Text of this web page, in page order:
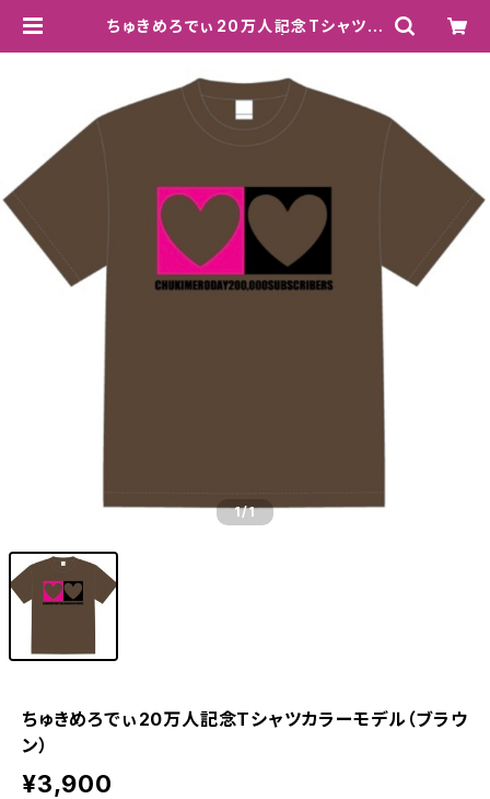
ちゅきめろでぃ20万人記念Tシャツカ
1/1
ちゅきめろでぃ20万人記念Tシャツカラーモデル（ブラウ
ン）
¥3,900